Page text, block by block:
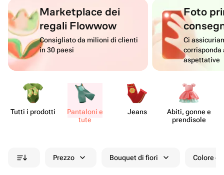
Marketplace dei
regali Flowwow
Consigliato da milioni di clienti
in 30 paesi
Foto
Ci
corrisponda
aspettative
Tutti i prodotti
Pantaloni e
tute
Jeans
Abiti, gonne e
pren​disole
Prezzo Bouquet di fiori Colore